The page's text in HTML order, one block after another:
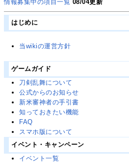
情報募集中の項目一覧 08/04更新
はじめに
当wikiの運営方針
ゲームガイド
刀剣乱舞について
公式からのお知らせ
新米審神者の手引書
知っておきたい機能
FAQ
スマホ版について
イベント・キャンペーン
イベント一覧